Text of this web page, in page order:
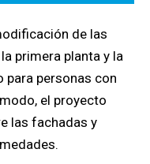
de las
primera planta y la
para personas con
el proyecto
las fachadas y